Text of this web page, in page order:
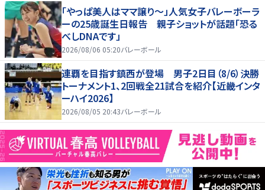
「やっぱ美人はママ譲り～」人気女子バレーボーラ
ーの25歳誕生日報告 親子ショットが話題「恐る
べしDNAです」
2026/08/06 05:20バレーボール
連覇を目指す鎮西が登場 男子2日目（8/6）決勝
トーナメント1、2回戦全21試合を紹介【近畿インタ
ーハイ2026】
2026/08/05 20:43バレーボール